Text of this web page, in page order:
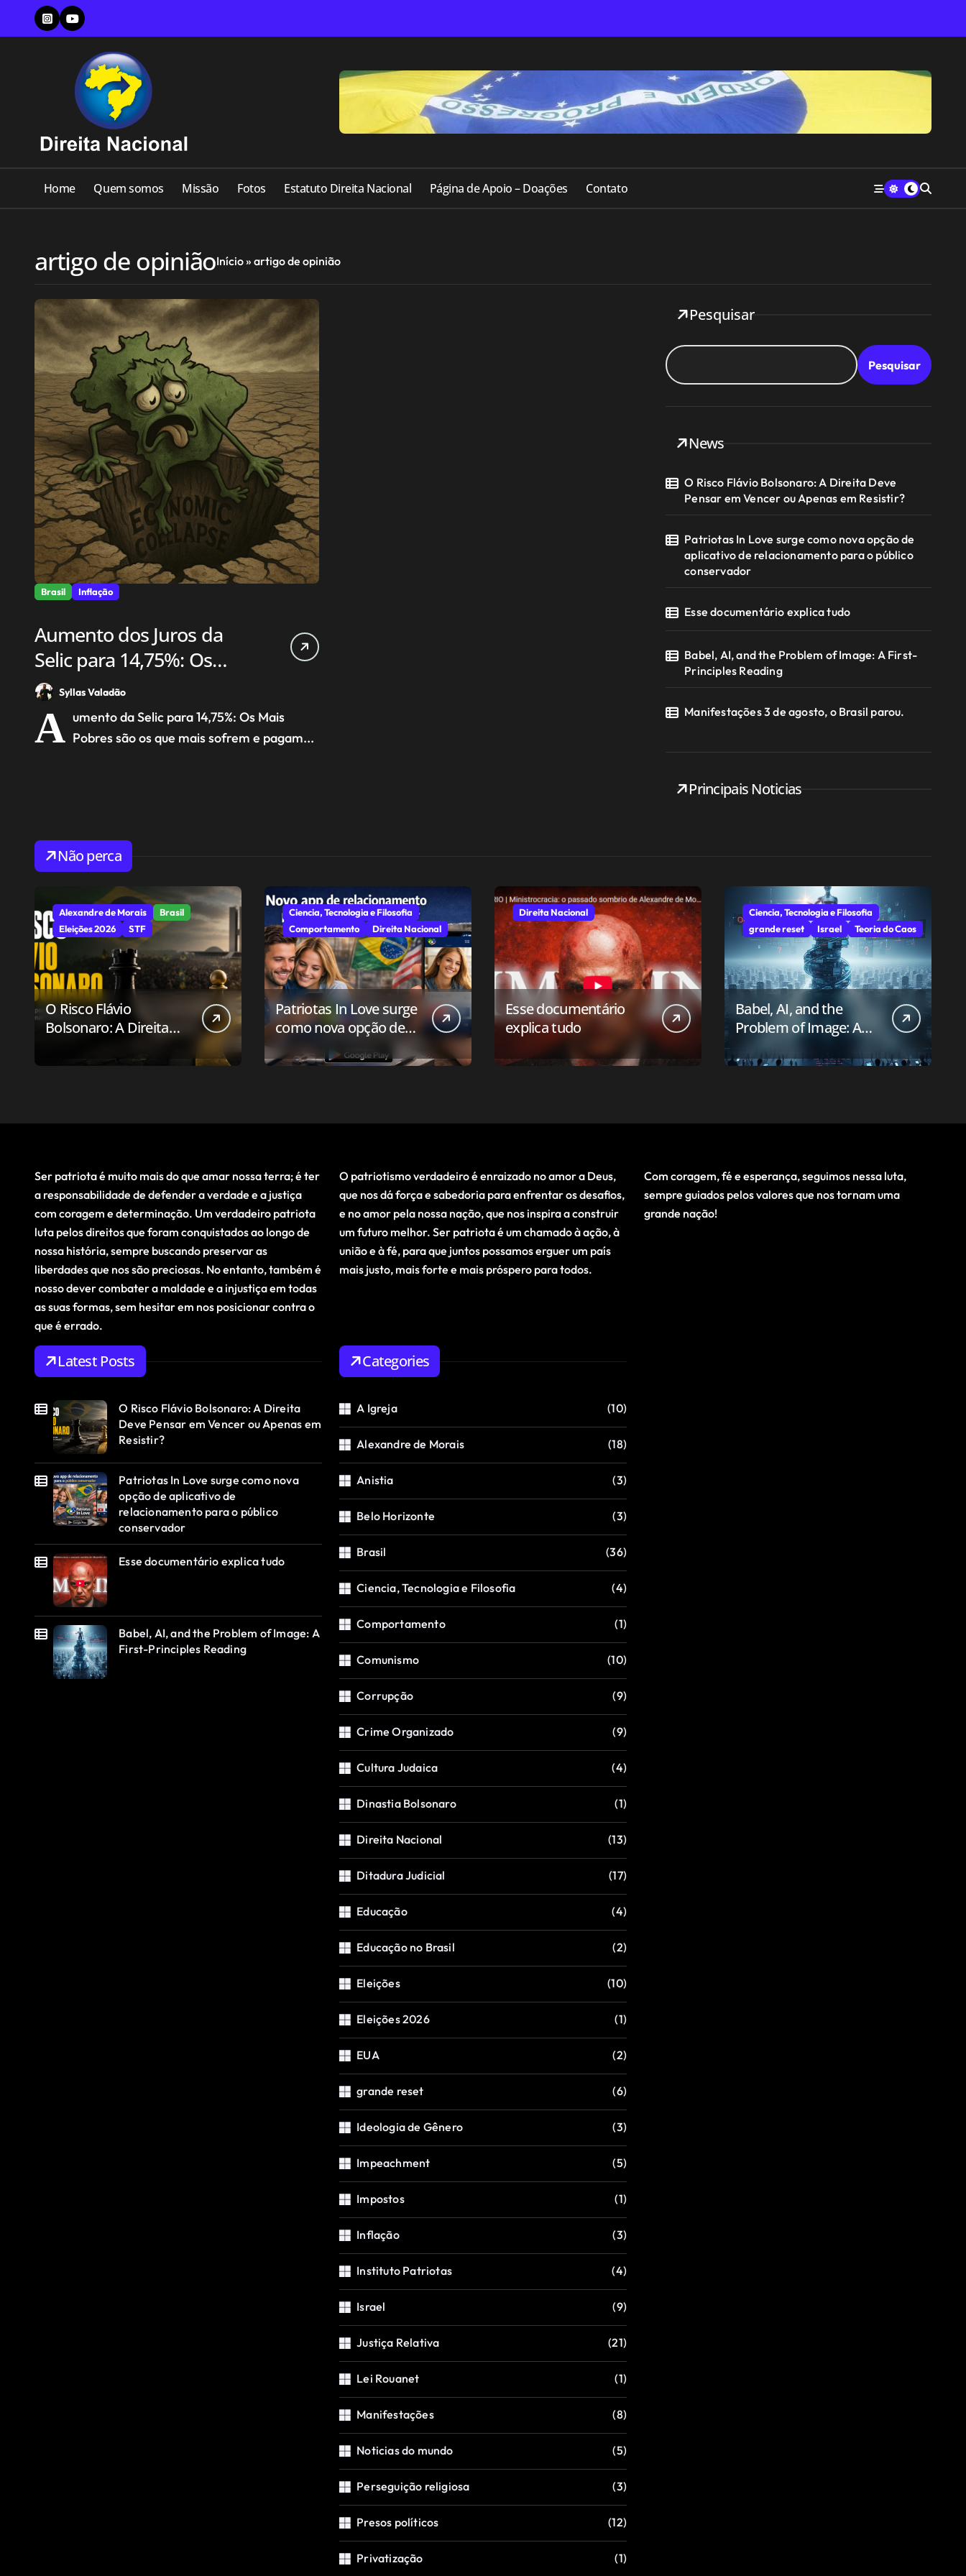
content
Home Quem somos Missão Fotos Estatuto Direita Nacional Página de Apoio – Doações Contato
artigo de opiniãoInício»artigo de opinião
Brasil Inflação
Aumento dos Juros da
Selic para 14,75%: Os
pobres pagam a conta.
Syllas Valadão
A umento da Selic para 14,75%: Os Mais
Pobres são os que mais sofrem e pagam...
Pesquisar
Pesquisar
News
O Risco Flávio Bolsonaro: A Direita Deve
Pensar em Vencer ou Apenas em Resistir?
Patriotas In Love surge como nova opção de
aplicativo de relacionamento para o público
conservador
Esse documentário explica tudo
Babel, AI, and the Problem of Image: A First-
Principles Reading
Manifestações 3 de agosto, o Brasil parou.
Principais Noticias
Não perca
Alexandre de Morais
Brasil
Eleições 2026
STF
O Risco Flávio
Bolsonaro: A Direita
Vencer ou Apenas em
Ciencia, Tecnologia e Filosofia
Comportamento
Direita Nacional
Patriotas In Love surge
como nova opção de
aplicativo de
relacionamento para o
Direita Nacional
Esse documentário
explica tudo
Ciencia, Tecnologia e Filosofia
grande reset
Israel Teoria do Caos
Babel, AI, and the
Problem of Image: A
Ser patriota é muito mais do que amar nossa terra; é ter
a responsabilidade de defender a verdade e a justiça
com coragem e determinação. Um verdadeiro patriota
luta pelos direitos que foram conquistados ao longo de
nossa história, sempre buscando preservar as
liberdades que nos são preciosas. No entanto, também é
nosso dever combater a maldade e a injustiça em todas
as suas formas, sem hesitar em nos posicionar contra o
que é errado.
O patriotismo verdadeiro é enraizado no amor a Deus,
que nos dá força e sabedoria para enfrentar os desafios,
e no amor pela nossa nação, que nos inspira a construir
um futuro melhor. Ser patriota é um chamado à ação, à
união e à fé, para que juntos possamos erguer um país
mais justo, mais forte e mais próspero para todos.
Com coragem, fé e esperança, seguimos nessa luta,
sempre guiados pelos valores que nos tornam uma
grande nação!
Latest Posts
O Risco Flávio Bolsonaro: A Direita
Deve Pensar em Vencer ou Apenas em
Resistir?
Patriotas In Love surge como nova
opção de aplicativo de
relacionamento para o público
conservador
Esse documentário explica tudo
Babel, AI, and the Problem of Image: A
First-Principles Reading
Categories
A Igreja (10)
Alexandre de Morais (18)
Anistia (3)
Belo Horizonte (3)
Brasil (36)
Ciencia, Tecnologia e Filosofia (4)
Comportamento (1)
Comunismo (10)
Corrupção (9)
Crime Organizado (9)
Cultura Judaica (4)
Dinastia Bolsonaro (1)
Direita Nacional (13)
Ditadura Judicial (17)
Educação (4)
Educação no Brasil (2)
Eleições (10)
Eleições 2026 (1)
EUA (2)
grande reset (6)
Ideologia de Gênero (3)
Impeachment (5)
Impostos (1)
Inflação (3)
Instituto Patriotas (4)
Israel (9)
Justiça Relativa (21)
Lei Rouanet (1)
Manifestações (8)
Noticias do mundo (5)
Perseguição religiosa (3)
Presos políticos (12)
Privatização (1)